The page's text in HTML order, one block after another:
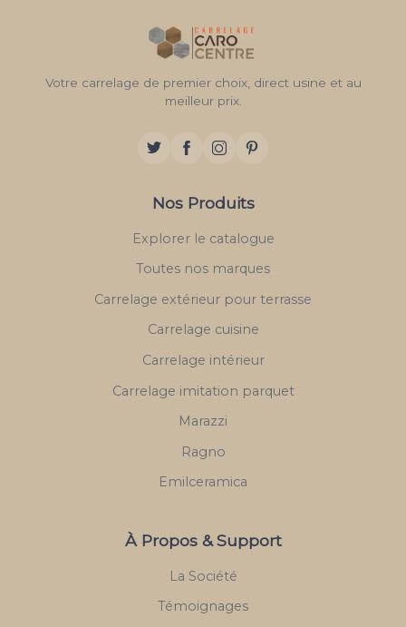
Votre carrelage de premier choix, direct usine et au
meilleur prix.
Nos Produits
Explorer le catalogue
Toutes nos marques
Carrelage extérieur pour terrasse
Carrelage cuisine
Carrelage intérieur
Carrelage imitation parquet
Marazzi
Ragno
Emilceramica
À Propos & Support
La Société
Témoignages